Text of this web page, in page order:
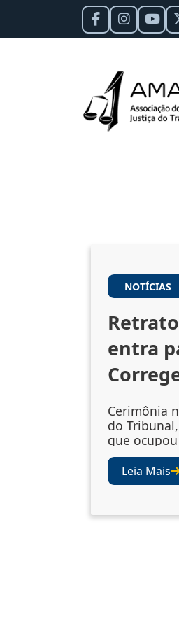
NOTÍCIAS
entra
Cerimônia
do
que
2023/2025
retrato do
Souto de
(6), no
Leia Mais